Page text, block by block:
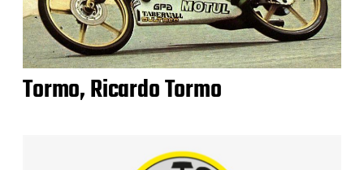
Tormo, Ricardo Tormo